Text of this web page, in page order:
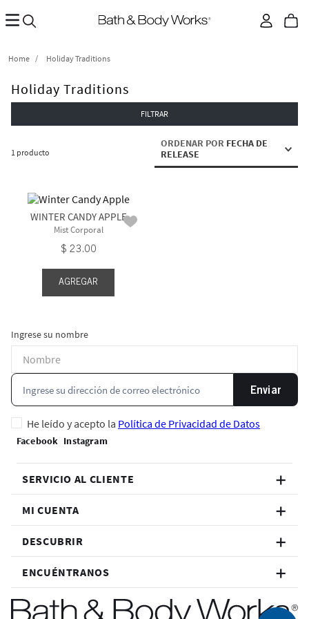
Holiday Traditions
Holiday Traditions
FILTRAR
1 producto
ORDENAR POR FECHA DE
RELEASE
WINTER CANDY APPLE
Mist Corporal
$ 23.00
AGREGAR
Ingrese su nombre
Enviar
He leído y acepto la Política de Privacidad de Datos
SERVICIO AL CLIENTE
MI CUENTA
DESCUBRIR
ENCUÉNTRANOS